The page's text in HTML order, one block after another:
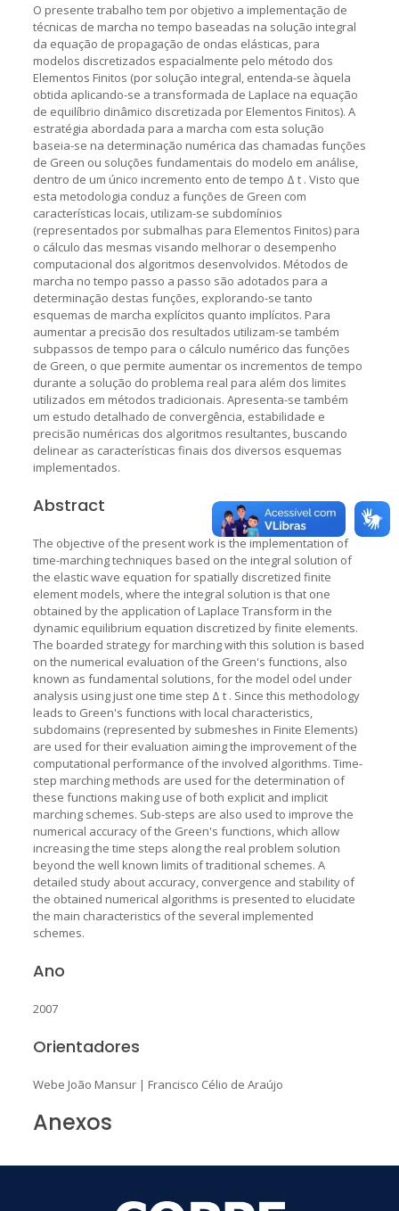
O presente trabalho tem por objetivo a implementação de
técnicas de marcha no tempo baseadas na solução integral
da equação de propagação de ondas elásticas, para
modelos discretizados espacialmente pelo método dos
Elementos Finitos (por solução integral, entenda-se àquela
obtida aplicando-se a transformada de Laplace na equação
de equilíbrio dinâmico discretizada por Elementos Finitos). A
estratégia abordada para a marcha com esta solução
baseia-se na determinação numérica das chamadas funções
de Green ou soluções fundamentais do modelo em análise,
dentro de um único incremento ento de tempo Δ t . Visto que
esta metodologia conduz a funções de Green com
características locais, utilizam-se subdomínios
(representados por submalhas para Elementos Finitos) para
o cálculo das mesmas visando melhorar o desempenho
computacional dos algoritmos desenvolvidos. Métodos de
marcha no tempo passo a passo são adotados para a
determinação destas funções, explorando-se tanto
esquemas de marcha explícitos quanto implícitos. Para
aumentar a precisão dos resultados utilizam-se também
subpassos de tempo para o cálculo numérico das funções
de Green, o que permite aumentar os incrementos de tempo
durante a solução do problema real para além dos limites
utilizados em métodos tradicionais. Apresenta-se também
um estudo detalhado de convergência, estabilidade e
precisão numéricas dos algoritmos resultantes, buscando
delinear as características finais dos diversos esquemas
implementados.
Abstract
The objective of the present work is the implementation of
time-marching techniques based on the integral solution of
the elastic wave equation for spatially discretized finite
element models, where the integral solution is that one
obtained by the application of Laplace Transform in the
dynamic equilibrium equation discretized by finite elements.
The boarded strategy for marching with this solution is based
on the numerical evaluation of the Green's functions, also
known as fundamental solutions, for the model odel under
analysis using just one time step Δ t . Since this methodology
leads to Green's functions with local characteristics,
subdomains (represented by submeshes in Finite Elements)
are used for their evaluation aiming the improvement of the
computational performance of the involved algorithms. Time-
step marching methods are used for the determination of
these functions making use of both explicit and implicit
marching schemes. Sub-steps are also used to improve the
numerical accuracy of the Green's functions, which allow
increasing the time steps along the real problem solution
beyond the well known limits of traditional schemes. A
detailed study about accuracy, convergence and stability of
the obtained numerical algorithms is presented to elucidate
the main characteristics of the several implemented
schemes.
Ano
2007
Orientadores
Webe João Mansur| Francisco Célio de Araújo
Anexos